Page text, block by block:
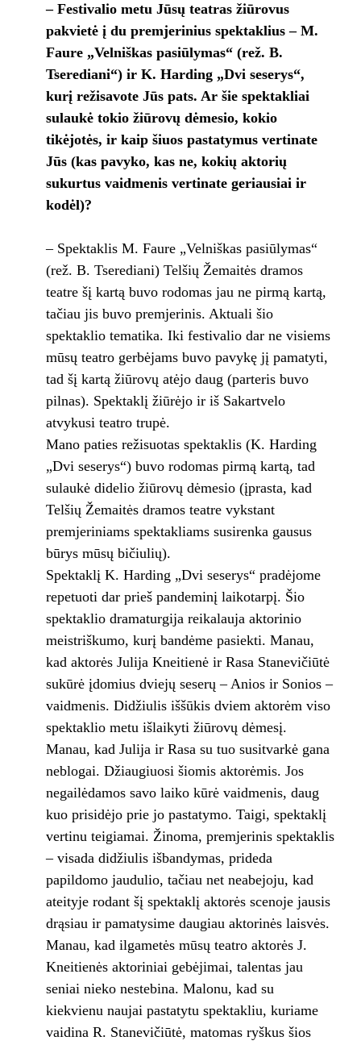
– Festivalio metu Jūsų teatras žiūrovus
pakvietė į du premjerinius spektaklius – M.
Faure „Velniškas pasiūlymas“ (rež. B.
Tserediani“) ir K. Harding „Dvi seserys“,
kurį režisavote Jūs pats. Ar šie spektakliai
sulaukė tokio žiūrovų dėmesio, kokio
tikėjotės, ir kaip šiuos pastatymus vertinate
Jūs (kas pavyko, kas ne, kokių aktorių
sukurtus vaidmenis vertinate geriausiai ir
kodėl)?
– Spektaklis M. Faure „Velniškas pasiūlymas“
(rež. B. Tserediani) Telšių Žemaitės dramos
teatre šį kartą buvo rodomas jau ne pirmą kartą,
tačiau jis buvo premjerinis. Aktuali šio
spektaklio tematika. Iki festivalio dar ne visiems
mūsų teatro gerbėjams buvo pavykę jį pamatyti,
tad šį kartą žiūrovų atėjo daug (parteris buvo
pilnas). Spektaklį žiūrėjo ir iš Sakartvelo
atvykusi teatro trupė.
Mano paties režisuotas spektaklis (K. Harding
„Dvi seserys“) buvo rodomas pirmą kartą, tad
sulaukė didelio žiūrovų dėmesio (įprasta, kad
Telšių Žemaitės dramos teatre vykstant
premjeriniams spektakliams susirenka gausus
būrys mūsų bičiulių).
Spektaklį K. Harding „Dvi seserys“ pradėjome
repetuoti dar prieš pandeminį laikotarpį. Šio
spektaklio dramaturgija reikalauja aktorinio
meistriškumo, kurį bandėme pasiekti. Manau,
kad aktorės Julija Kneitienė ir Rasa Stanevičiūtė
sukūrė įdomius dviejų seserų – Anios ir Sonios –
vaidmenis. Didžiulis iššūkis dviem aktorėm viso
spektaklio metu išlaikyti žiūrovų dėmesį.
Manau, kad Julija ir Rasa su tuo susitvarkė gana
neblogai. Džiaugiuosi šiomis aktorėmis. Jos
negailėdamos savo laiko kūrė vaidmenis, daug
kuo prisidėjo prie jo pastatymo. Taigi, spektaklį
vertinu teigiamai. Žinoma, premjerinis spektaklis
– visada didžiulis išbandymas, prideda
papildomo jaudulio, tačiau net neabejoju, kad
ateityje rodant šį spektaklį aktorės scenoje jausis
drąsiau ir pamatysime daugiau aktorinės laisvės.
Manau, kad ilgametės mūsų teatro aktorės J.
Kneitienės aktoriniai gebėjimai, talentas jau
seniai nieko nestebina. Malonu, kad su
kiekvienu naujai pastatytu spektakliu, kuriame
vaidina R. Stanevičiūtė, matomas ryškus šios